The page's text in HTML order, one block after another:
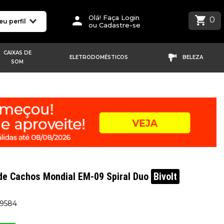
perfil
Olá! Faça Login
ou Cadastre-se
0
CAIXAS DE
SOM
ELETRODOMÉSTICOS BELEZA
Cachos Mondial EM-09 Spiral Duo Bivolt